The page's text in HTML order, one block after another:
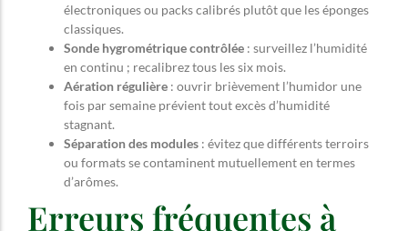
électroniques ou packs calibrés plutôt que les éponges
classiques.
Sonde hygrométrique contrôlée : surveillez l’humidité
en continu ; recalibrez tous les six mois.
Aération régulière : ouvrir brièvement l’humidor une
fois par semaine prévient tout excès d’humidité
stagnant.
Séparation des modules : évitez que différents terroirs
ou formats se contaminent mutuellement en termes
d’arômes.
Erreurs fréquentes à